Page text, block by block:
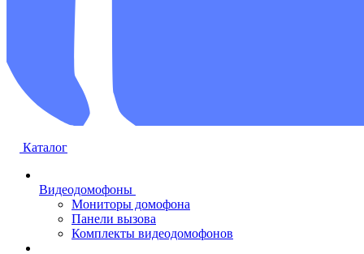
Каталог
Видеодомофоны
Мониторы домофона
Панели вызова
Комплекты видеодомофонов